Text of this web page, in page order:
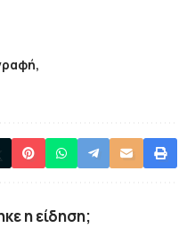
η είδηση;